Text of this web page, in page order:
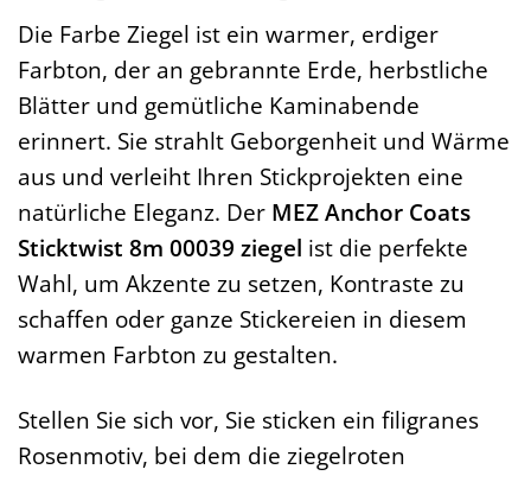
Die Farbe Ziegel ist ein warmer, erdiger
Farbton, der an gebrannte Erde, herbstliche
Blätter und gemütliche Kaminabende
erinnert. Sie strahlt Geborgenheit und Wärme
aus und verleiht Ihren Stickprojekten eine
natürliche Eleganz. Der MEZ Anchor Coats
Sticktwist 8m 00039 ziegel ist die perfekte
Wahl, um Akzente zu setzen, Kontraste zu
schaffen oder ganze Stickereien in diesem
warmen Farbton zu gestalten.
Stellen Sie sich vor, Sie sticken ein filigranes
Rosenmotiv, bei dem die ziegelroten